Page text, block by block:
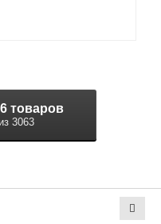
Показать еще 16 товаров
3063